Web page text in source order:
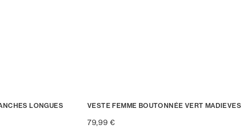
LONGUES
VESTE FEMME BOUTONNÉE VERT MADIEVES
79,99 €